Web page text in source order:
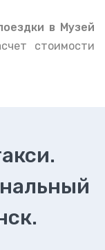
в Музей
стоимости